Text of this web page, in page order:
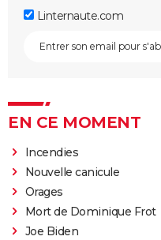
Linternaute.com
EN CE MOMENT
Incendies
Nouvelle canicule
Orages
Mort de Dominique Frot
Joe Biden